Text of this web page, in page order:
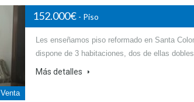
Venta
152.000€ - Piso
Les enseñamos piso reformado en Santa
dispone de 3 habitaciones, dos de ellas
Más detalles